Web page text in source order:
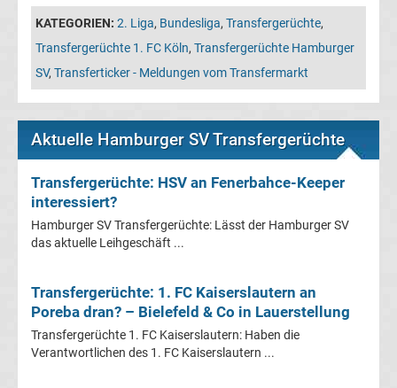
Bayer
Leverkusen
Borussia
Dortmund
KATEGORIEN: 2. Liga, Bundesliga, Transfergerüchte,
Transfergerüchte 1. FC Köln, Transfergerüchte Hamburger
SV, Transferticker - Meldungen vom Transfermarkt
Aktuelle Hamburger SV Transfergerüchte
Transfergerüchte: HSV an Fenerbahce-Keeper
interessiert?
Hamburger SV Transfergerüchte: Lässt der Hamburger SV
das aktuelle Leihgeschäft ...
Transfergerüchte: 1. FC Kaiserslautern an
Poreba dran? – Bielefeld & Co in Lauerstellung
Transfergerüchte 1. FC Kaiserslautern: Haben die
Verantwortlichen des 1. FC Kaiserslautern ...